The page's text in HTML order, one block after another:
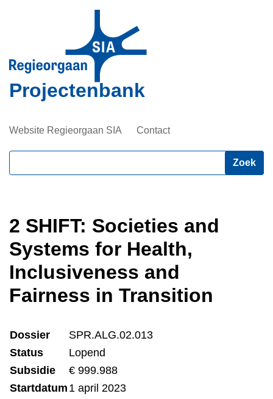
de
inhoud
gaan
Projectenbank
Website Regieorgaan SIA Contact
2 SHIFT: Societies and
Systems for Health,
Inclusiveness and
Fairness in Transition
Dossier
SPR.ALG.02.013
Status
Lopend
Subsidie
€ 999.988
Startdatum 1 april 2023